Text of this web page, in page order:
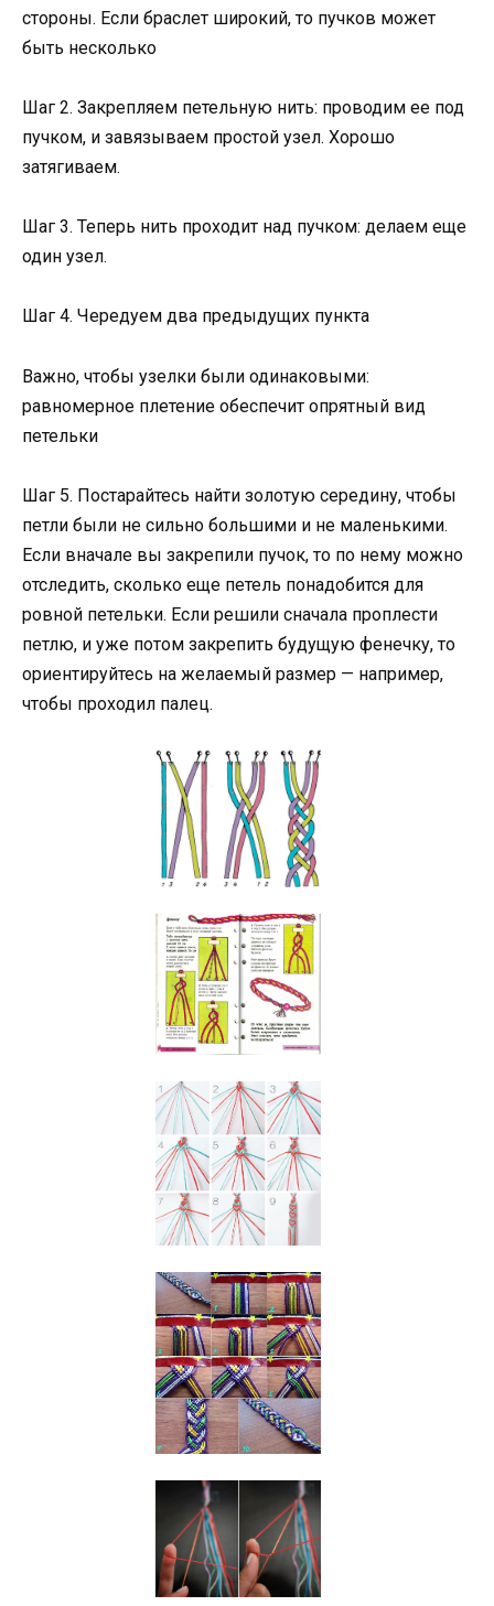
стороны. Если браслет широкий, то пучков может
быть несколько
Шаг 2. Закрепляем петельную нить: проводим ее под
пучком, и завязываем простой узел. Хорошо
затягиваем.
Шаг 3. Теперь нить проходит над пучком: делаем еще
один узел.
Шаг 4. Чередуем два предыдущих пункта
Важно, чтобы узелки были одинаковыми:
равномерное плетение обеспечит опрятный вид
петельки
Шаг 5. Постарайтесь найти золотую середину, чтобы
петли были не сильно большими и не маленькими.
Если вначале вы закрепили пучок, то по нему можно
отследить, сколько еще петель понадобится для
ровной петельки. Если решили сначала проплести
петлю, и уже потом закрепить будущую фенечку, то
ориентируйтесь на желаемый размер — например,
чтобы проходил палец.